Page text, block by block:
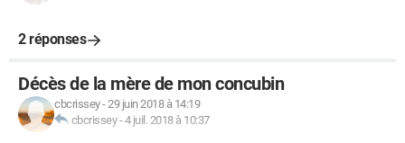
2 réponses
Décès de la mère de mon concubin
cbcrissey-29 juin 2018 à 14:19
cbcrissey-4 juil. 2018 à 10:37